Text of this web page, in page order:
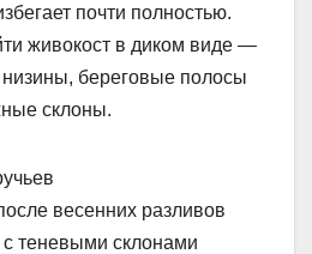
почти полностью.
живокост в диком виде —
низины, береговые полосы
склоны.
весенних разливов
теневыми склонами